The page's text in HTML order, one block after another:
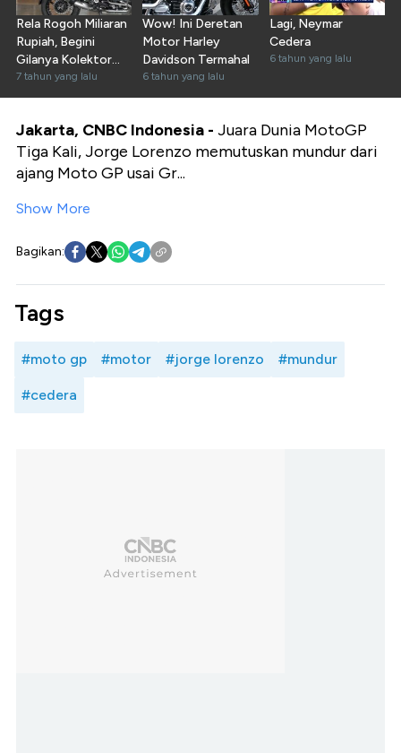
Rela Rogoh Miliaran
Rupiah, Begini
Gilanya Kolektor
Moge RI
7 tahun yang lalu
Wow! Ini Deretan
Motor Harley
Davidson Termahal
6 tahun yang lalu
Lagi, Neymar
Cedera
6 tahun yang lalu
Jakarta, CNBC Indonesia - Juara Dunia MotoGP
Tiga Kali, Jorge Lorenzo memutuskan mundur dari
ajang Moto GP usai Gr...
Show More
Bagikan:
Tags
#moto gp #motor #jorge lorenzo #mundur
#cedera